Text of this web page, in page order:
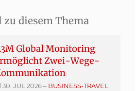
diesem Thema
Global Monitoring
Zwei-Wege-
30. JUL 2026– BUSINESS-TRAVEL